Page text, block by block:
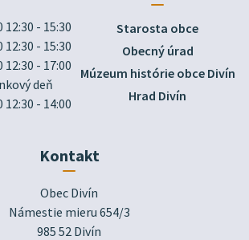
12:30 - 15:30
12:30 - 15:30
12:30 - 17:00
deň
12:30 - 14:00
Starosta obce
Obecný úrad
Múzeum histórie obce Divín
Hrad Divín
Kontakt
Obec Divín
Námestie mieru 654/3
985 52 Divín